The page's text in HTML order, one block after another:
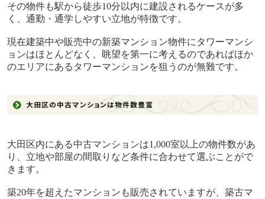
その物件も駅から徒歩10分以内に建設されるケースが多
く、通勤・通学しやすい立地が特徴です。
現在建築中や販売中の新築マンション物件にタワーマンシ
ョンはほとんどなく、眺望を第一に考えるのであればほか
のエリアにあるタワーマンションを狙うのが無難です。
大田区内にある中古マンションは1,000室以上の物件数があ
り、立地や部屋の間取りなど条件に合わせて選ぶことがで
きます。
築20年を超えたマンションも販売されていますが、築古マ